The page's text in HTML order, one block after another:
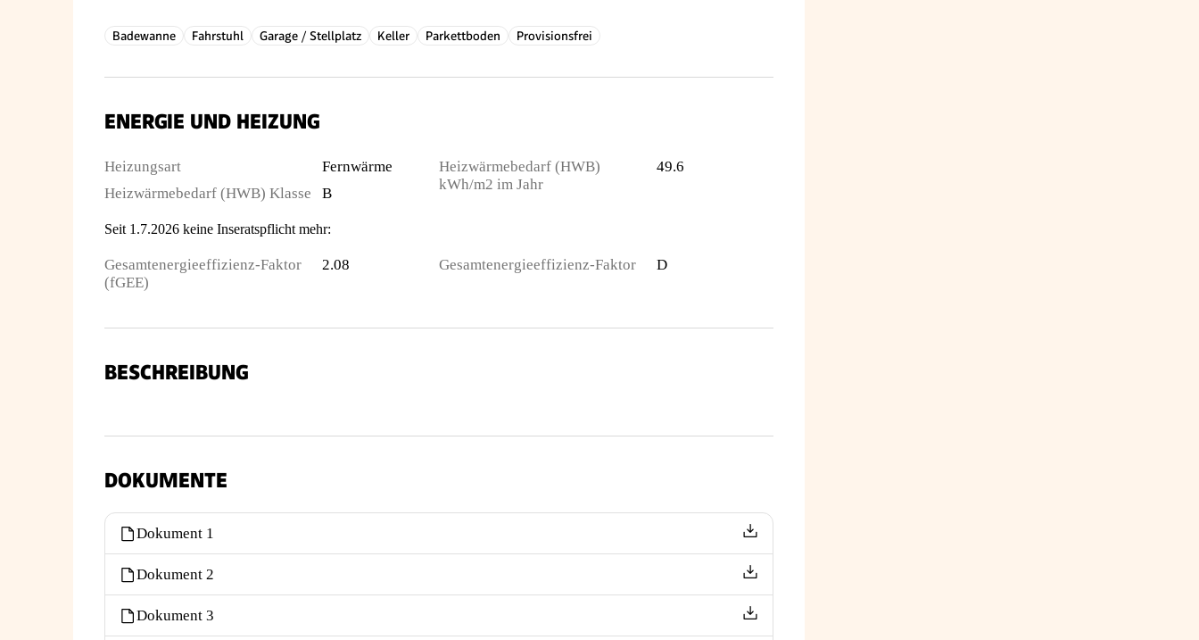
Badewanne Fahrstuhl Garage / Stellplatz Keller Parkettboden Provisionsfrei
ENERGIE UND HEIZUNG
Heizungsart
Fernwärme
Heizwärmebedarf (HWB) Klasse
B
Heizwärmebedarf (HWB)
kWh/m2 im Jahr
49.6
Seit 1.7.2026 keine Inseratspflicht mehr:
Gesamtenergieeffizienz-Faktor
(fGEE)
2.08 Gesamtenergieeffizienz-Faktor D
BESCHREIBUNG
DOKUMENTE
Dokument 1
Dokument 2
Dokument 3